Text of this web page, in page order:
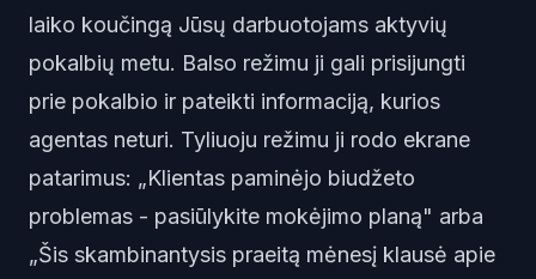
laiko koučingą Jūsų darbuotojams aktyvių
pokalbių metu. Balso režimu ji gali prisijungti
prie pokalbio ir pateikti informaciją, kurios
agentas neturi. Tyliuoju režimu ji rodo ekrane
patarimus: „Klientas paminėjo biudžeto
problemas - pasiūlykite mokėjimo planą" arba
„Šis skambinantysis praeitą mėnesį klausė apie